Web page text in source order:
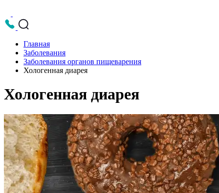
Главная
Заболевания
Заболевания органов пищеварения
Хологенная диарея
Хологенная диарея